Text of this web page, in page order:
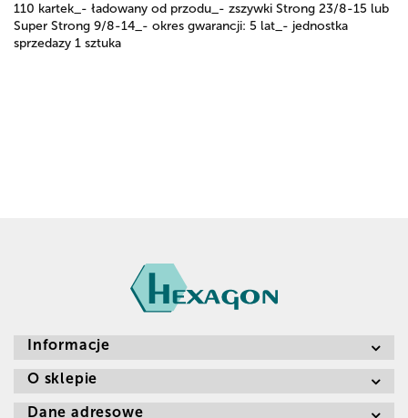
110 kartek_- ładowany od przodu_- zszywki Strong 23/8-15 lub
Super Strong 9/8-14_- okres gwarancji: 5 lat_- jednostka
sprzedazy 1 sztuka
Dane adresowe
Informacje
O sklepie